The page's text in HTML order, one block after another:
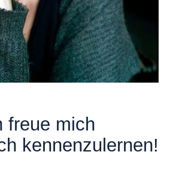
freue mich
kennenzulernen!